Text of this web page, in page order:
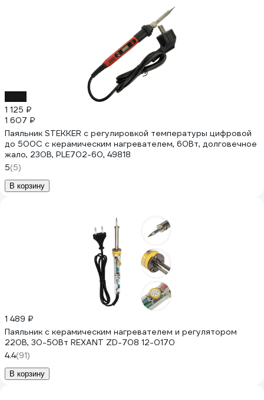
1 125 ₽
1 607 ₽
Паяльник STEKKER с регулировкой температуры цифровой
до 500С с керамическим нагревателем, 60Вт, долговечное
жало, 230В, PLE702-60, 49818
5(5)
В корзину
1 489 ₽
Паяльник с керамическим нагревателем и регулятором
220В, 30-50Вт REXANT ZD-708 12-0170
4.4(91)
В корзину